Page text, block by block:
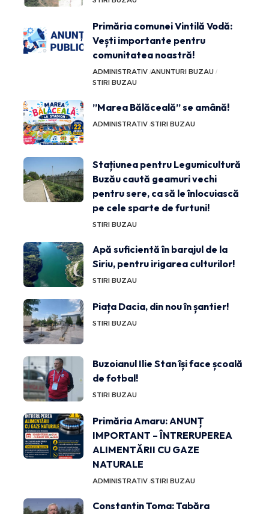
Primăria comunei Vintilă Vodă:
Vești importante pentru
comunitatea noastră!
ADMINISTRATIV ANUNTURI BUZAU
STIRI BUZAU
”Marea Bălăceală” se amână!
ADMINISTRATIV STIRI BUZAU
Stațiunea pentru Legumicultură
Buzău caută geamuri vechi
pentru sere, ca să le înlocuiască
pe cele sparte de furtuni!
STIRI BUZAU
Apă suficientă în barajul de la
Siriu, pentru irigarea culturilor!
STIRI BUZAU
Piața Dacia, din nou în șantier!
STIRI BUZAU
Buzoianul Ilie Stan își face școală
de fotbal!
STIRI BUZAU
Primăria Amaru: ANUNȚ
IMPORTANT – ÎNTRERUPEREA
ALIMENTĂRII CU GAZE
NATURALE
ADMINISTRATIV STIRI BUZAU
Constantin Toma: Tabăra